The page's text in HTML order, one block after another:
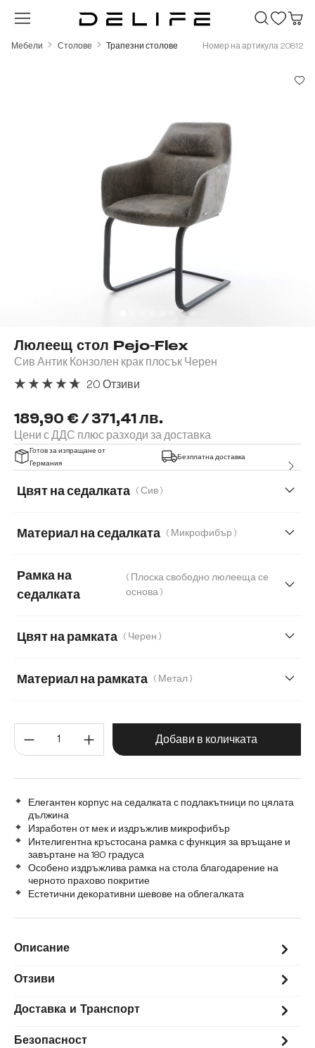
Преминете към основното съдържание
Мебели Столове Трапезни столове Номер на артикула 20812
Люлеещ стол Pejo-Flex
Сив Антик Конзолен крак плосък Черен
189,90 € / 371,41 лв.
Цени с ДДС плюс разходи за доставка
20 Отзиви
Готов за изпращане от
Германия
Безплатна доставка
Цвят на седалката ( Сив )
Материал на седалката ( Микрофибър )
Плюш Букле Естествена кожа
Микрофибър/букле, микрофибър
Рамка на
седалката
( Плоска свободно люлееща се
основа )
Цвят на рамката ( Черен )
Материал на рамката ( Метал )
Дъб Дърво Количество на продукта:
Добави в количката
Елегантен корпус на седалката с подлакътници по цялата
дължина
Изработен от мек и издръжлив микрофибър
Интелигентна кръстосана рамка с функция за връщане и
завъртане на 180 градуса
Особено издръжлива рамка на стола благодарение на
черното прахово покритие
Естетични декоративни шевове на облегалката
Описание
Отзиви
Доставка и Транспорт
Безопасност